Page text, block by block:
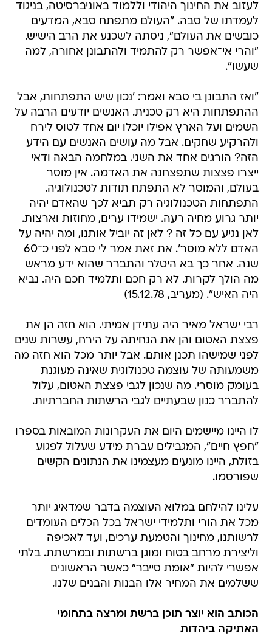
לעזוב את החינוך היהודי וללמוד באוניברסיטה, בניגוד
לעמדתו של סבה. "העולם מתפתח סבא, המדעים
כובשים את העולם", ניסתה לשכנע את הרב הישיש.
"והרי אי־אפשר רק להתמיד ולהתבונן אחורה, למה
שעשו".
"ואז התבונן בי סבא ואמר: 'נכון שיש התפתחות, אבל
ההתפתחות היא רק טכנית. האנשים יודעים הרבה על
השמים ועל הארץ אפילו יוכלו יום אחד לטוס לירח
ולהרקיע שחקים. אבל מה עושים האנשים עם הידע
הזה? הורגים אחד את השני. במלחמה הבאה ודאי
ייצרו פצצות שתפצחנה את האדמה. אין מוסר
בעולם, והמוסר לא התפתח תודות לטכנולוגיה.
התפתחות הטכנולוגיה רק תביא לכך שהאדם יהיה
יותר גרוע מחיה רעה. ישמידו ערים, מחוזות וארצות.
לאן נגיע עם כל זה ? לאן זה יוביל אותנו, ומה יהיה על
האדם ללא מוסר'. את זאת אמר לי סבא לפני כ־60
שנה. אחר כך בא היטלר והתברר שהוא ידע מראש
מה הולך לקרות. לא רק חכם ותלמיד חכם היה. נביא
היה האיש". (מעריב, 15.12.78)
רבי ישראל מאיר היה עתידן אמיתי. הוא חזה הן את
פצצת האטום והן את הנחיתה על הירח, עשרות שנים
לפני שמישהו תכנן אותם. אבל יותר מכל הוא חזה מה
משמעותה של עוצמה טכנולוגית שאינה מעוגנת
בעומק מוסרי. מה שנכון לגבי פצצת האטום, עלול
להתברר כנון שבעתיים לגבי הרשתות החברתיות.
לו היינו מיישמים היום את העקרונות המובאות בספרו
"חפץ חיים", המגבילים עברת מידע שעלול לפגוע
בזולת, היינו מונעים מעצמינו את הנתונים הקשים
שפורסמו.
עלינו להילחם במלוא העוצמה בדבר שמדאיג יותר
מכל את הורי ותלמידי ישראל בכל הכלים העומדים
לרשותנו, מחינוך והטמעת ערכים, ועד לאכיפה
וליצירת מרחב בטוח ומוגן ברשתות ובמרשתת. בלתי
אפשרי להיות "אומת סייבר" כאשר הראשונים
ששלמים את המחיר אלו הבנות והבנים שלנו.
הכותב הוא יוצר תוכן ברשת ומרצה בתחומי
האתיקה ביהדות